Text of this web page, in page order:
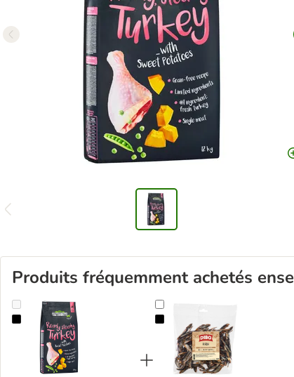
Produits fréquemment achetés
Greenwoods dinde, patates douces, petits pois, potiron pour
Dibo Poisson séché